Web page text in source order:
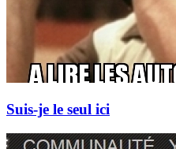
Suis-je le seul ici